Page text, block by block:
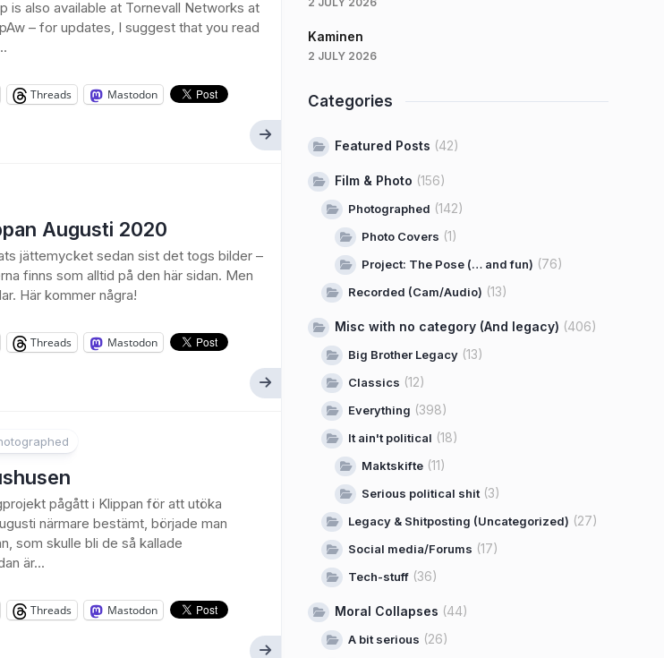
also available at Tornevall Networks at
– for updates, I suggest that you read
Threads Mastodon
Augusti 2020
jättemycket sedan sist det togs bilder –
finns som alltid på den här sidan. Men
Här kommer några!
Threads Mastodon
pågått i Klippan för att utöka
närmare bestämt, började man
som skulle bli de så kallade
är...
Threads Mastodon
Kaminen
2 JULY 2026
Categories
Featured Posts (42)
Film & Photo (156)
Photographed (142)
Photo Covers (1)
Project: The Pose (… and fun) (76)
Recorded (Cam/Audio) (13)
Misc with no category (And legacy) (406)
Big Brother Legacy (13)
Classics (12)
Everything (398)
It ain't political (18)
Maktskifte (11)
Serious political shit (3)
Legacy & Shitposting (Uncategorized) (27)
Social media/Forums (17)
Tech-stuff (36)
Moral Collapses (44)
A bit serious (26)